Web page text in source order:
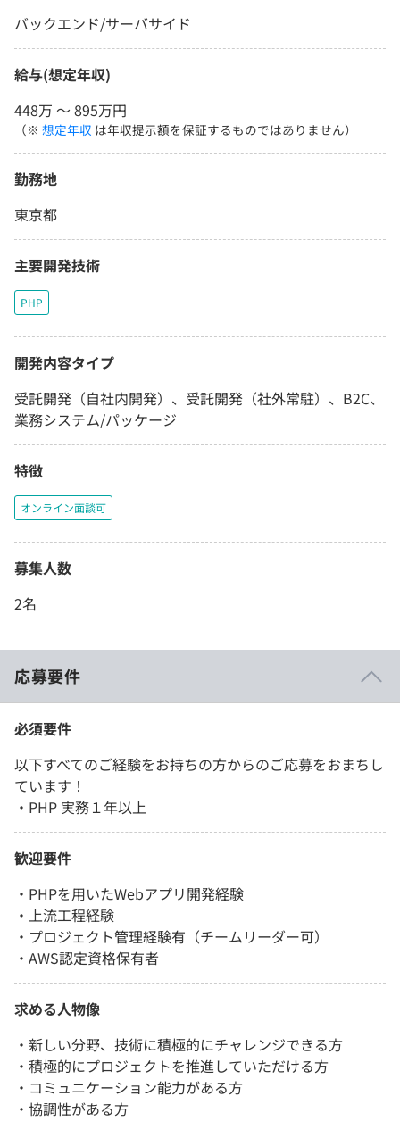
バックエンド/サーバサイド
給与(想定年収)
448万 〜 895万円
（※ 想定年収 は年収提示額を保証するものではありません）
勤務地
東京都
主要開発技術
PHP
開発内容タイプ
受託開発（自社内開発）、受託開発（社外常駐）、B2C、
業務システム/パッケージ
特徴
オンライン面談可
募集人数
2名
応募要件
必須要件
以下すべてのご経験をお持ちの方からのご応募をおまちし
ています！
・PHP 実務１年以上
歓迎要件
・PHPを用いたWebアプリ開発経験
・上流工程経験
・プロジェクト管理経験有（チームリーダー可）
・AWS認定資格保有者
求める人物像
・新しい分野、技術に積極的にチャレンジできる方
・積極的にプロジェクトを推進していただける方
・コミュニケーション能力がある方
・協調性がある方